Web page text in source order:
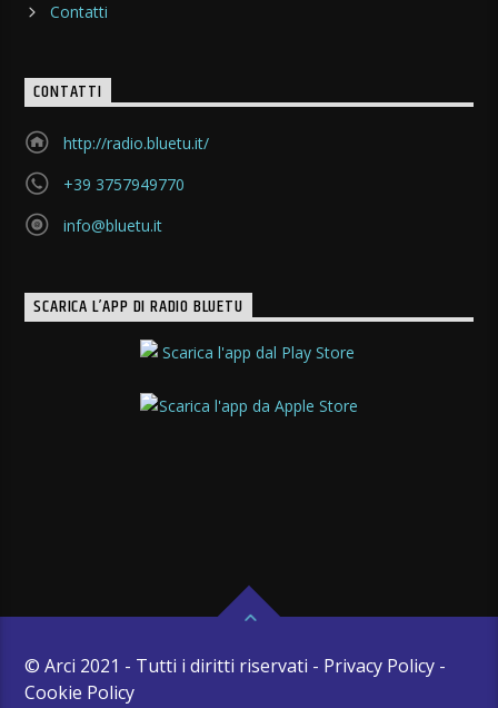
Contatti
CONTATTI
http://radio.bluetu.it/
+39 3757949770
info@bluetu.it
SCARICA L’APP DI RADIO BLUETU
© Arci 2021 - Tutti i diritti riservati - Privacy Policy -
Cookie Policy